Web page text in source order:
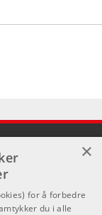
×
for å forbedre
du i alle